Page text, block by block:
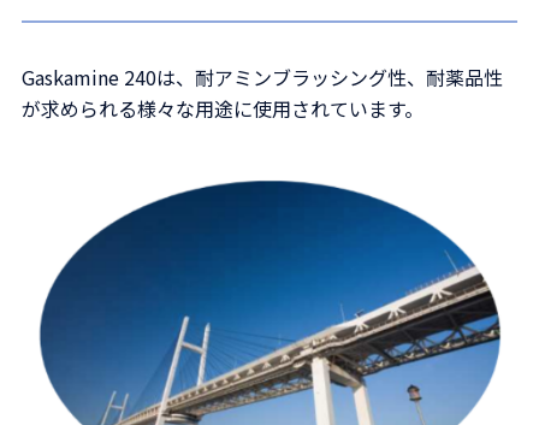
Gaskamine 240は、耐アミンブラッシング性、耐薬品性
が求められる様々な用途に使用されています。